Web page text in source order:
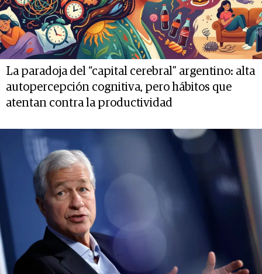
La paradoja del “capital cerebral” argentino: alta
autopercepción cognitiva, pero hábitos que
atentan contra la productividad